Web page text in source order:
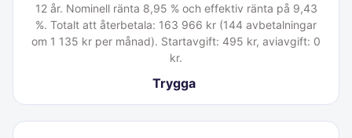
12 år. Nominell ränta 8,95 % och effektiv ränta på 9,43
%. Totalt att återbetala: 163 966 kr (144 avbetalningar
om 1 135 kr per månad). Startavgift: 495 kr, aviavgift: 0
kr.
Trygga